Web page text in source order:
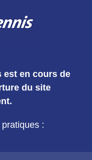
est en cours de
du site
: